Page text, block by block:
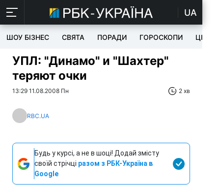
UA
ШОУ БІЗНЕС СВЯТА ПОРАДИ ГОРОСКОПИ ЦІКАВЕ
УПЛ: "Динамо" и "Шахтер"
теряют очки
13:29 11.08.2008 Пн 2 хв
RBC.UA
Будь у курсі, а не в шоці! Додай змісту
своїй стрічці разом з РБК-Україна в
Google